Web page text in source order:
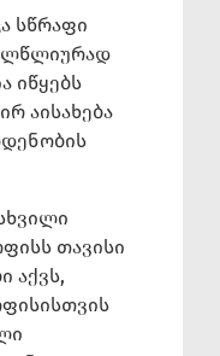
სწრაფი
იწყებს
აისახება
თავისი
აქვს,